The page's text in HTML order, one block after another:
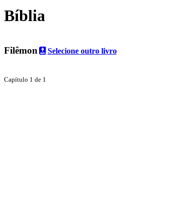
Bíblia
Filêmon Selecione outro livro
Capítulo 1 de 1